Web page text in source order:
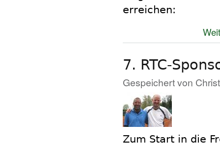
erreichen:
7. RTC-
Gespeichert von
Zum Start in die